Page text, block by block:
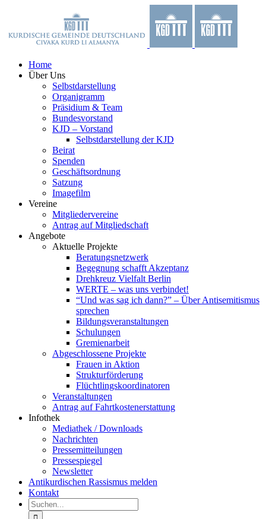
springen
Home
Über Uns
Selbstdarstellung
Organigramm
Präsidium & Team
Bundesvorstand
KJD – Vorstand
Selbstdarstellung der KJD
Beirat
Spenden
Geschäftsordnung
Satzung
Imagefilm
Vereine
Mitgliedervereine
Antrag auf Mitgliedschaft
Angebote
Aktuelle Projekte
Beratungsnetzwerk
Begegnung schafft Akzeptanz
Drehkreuz Vielfalt Berlin
WERTE – was uns verbindet!
“Und was sag ich dann?” – Über Antisemitismus
sprechen
Bildungsveranstaltungen
Schulungen
Gremienarbeit
Abgeschlossene Projekte
Frauen in Aktion
Strukturförderung
Flüchtlingskoordinatoren
Veranstaltungen
Antrag auf Fahrtkostenerstattung
Infothek
Mediathek / Downloads
Nachrichten
Pressemitteilungen
Pressespiegel
Newsletter
Antikurdischen Rassismus melden
Kontakt
Suche
nach: